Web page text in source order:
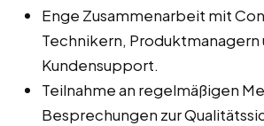
Enge Zusammenarbeit mit
Technikern, Produktmanagern
Kundensupport.
Teilnahme an regelmäßigen
Besprechungen zur